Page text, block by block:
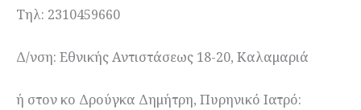
Τηλ: 2310459660
Δ/νση: Εθνικής Αντιστάσεως 18-20, Καλαμαριά
ή στον κο Δρούγκα Δημήτρη, Πυρηνικό Ιατρό: